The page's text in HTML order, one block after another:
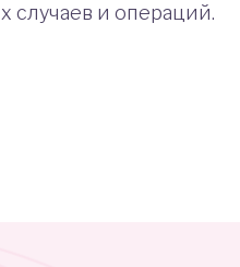
случаев и операций.